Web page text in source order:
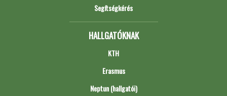
Segítségkérés
HALLGATÓKNAK
KTH
Erasmus
Neptun (hallgatói)